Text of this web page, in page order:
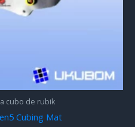
cubo de rubik
Cubing Mat